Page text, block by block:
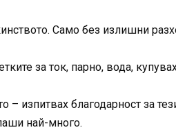
Само без излишни
за ток, парно, вода,
– изпитвах благодарност за
най-много.